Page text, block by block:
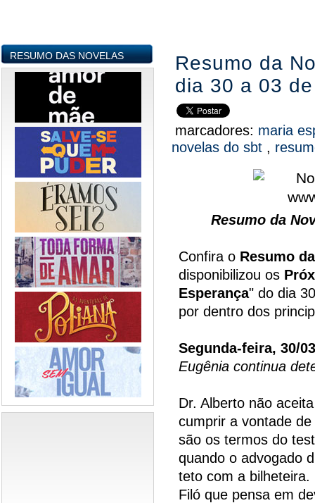
RESUMO DAS NOVELAS
Resumo da
dia 30 a 03
marcadores: maria
novelas do sbt ,
Resumo da
Confira o Resumo
disponibilizou os
Esperança" do dia
por dentro dos
Segunda-feira, 30/
Eugênia continua
Dr. Alberto não
cumprir a vontade
são os termos do
quando o advogado
teto com a
Filó que pensa em